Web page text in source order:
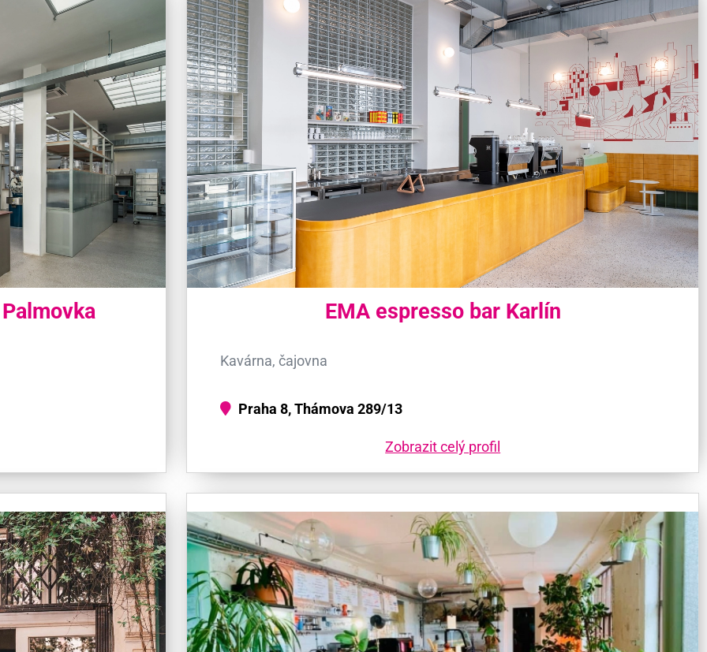
EMA espresso bar Karlín
Kavárna, čajovna
Praha 8, Thámova 289/13
Zobrazit celý profil